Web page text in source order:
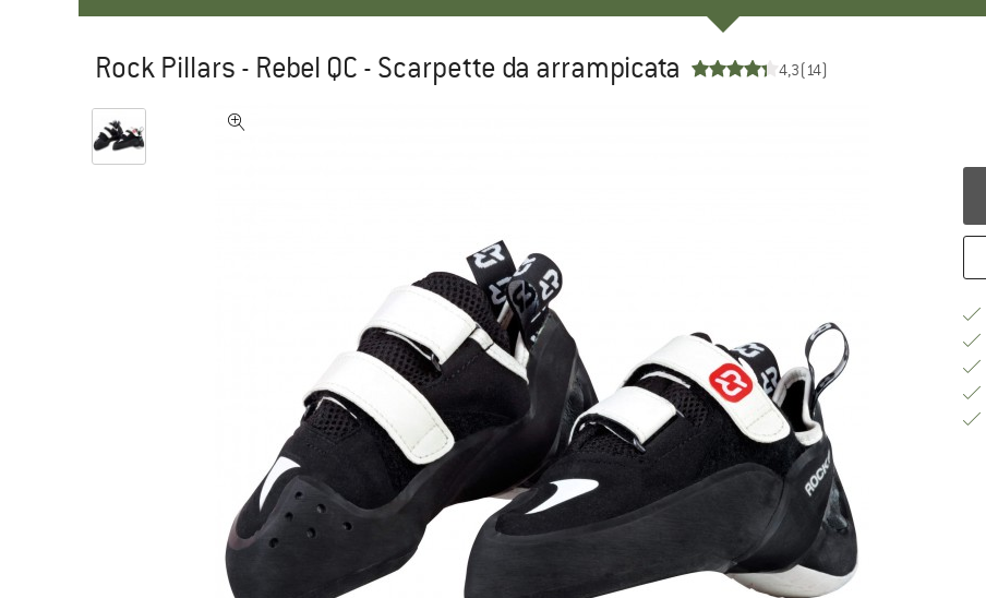
Rock Pillars - Rebel QC - Scarpette da arrampicata 4,3(14)